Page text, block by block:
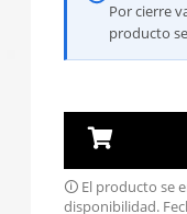
Por cierre
producto
🛈 El producto se
disponibilidad.